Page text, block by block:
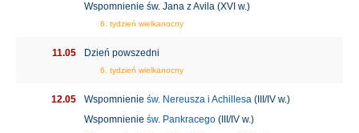
Wspomnienie św. Jana z Avila (XVI w.)
6. tydzień wielkanocny
11.05 Dzień powszedni
6. tydzień wielkanocny
12.05 Wspomnienie św. Nereusza i Achillesa (III/IV w.)
Wspomnienie św. Pankracego (III/IV w.)